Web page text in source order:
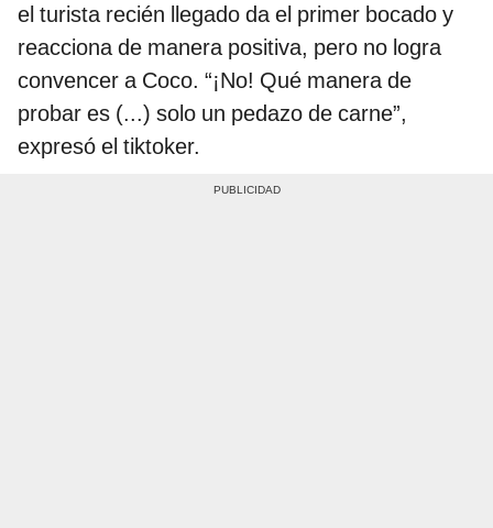
el turista recién llegado da el primer bocado y
reacciona de manera positiva, pero no logra
convencer a Coco. “¡No! Qué manera de
probar es (...) solo un pedazo de carne”,
expresó el tiktoker.